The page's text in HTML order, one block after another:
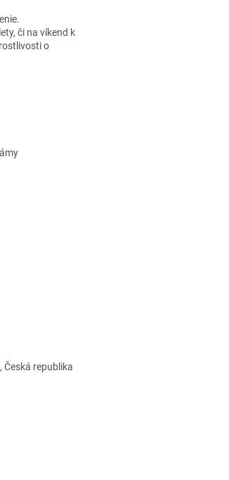
či na víkend k
o
republika